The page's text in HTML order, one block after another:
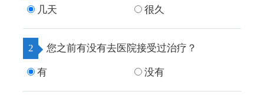
几天 很久
2 您之前有没有去医院接受过治疗？
有 没有